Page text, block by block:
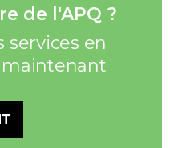
de l'APQ ?
services en
maintenant